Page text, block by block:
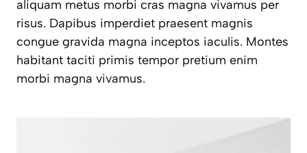
aliquam metus morbi cras magna vivamus per
risus. Dapibus imperdiet praesent magnis
congue gravida magna inceptos iaculis. Montes
habitant taciti primis tempor pretium enim
morbi magna vivamus.